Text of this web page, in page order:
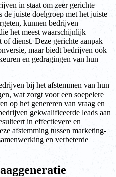
in staat om zeer gerichte
de juiste doelgroep met het juiste
kunnen bedrijven
het meest waarschijnlijk
of dienst. Deze gerichte aanpak
maar biedt bedrijven ook
en gedragingen van hun
bij het afstemmen van hun
wat zorgt voor een soepelere
op het genereren van vraag en
gekwalificeerde leads aan
in effectievere en
afstemming tussen marketing-
en verbeterde